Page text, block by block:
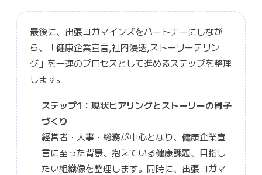
最後に、出張ヨガマインズをパートナーにしなが
ら、「健康企業宣言,社内浸透,ストーリーテリン
グ」を一連のプロセスとして進めるステップを整理
します。
ステップ1：現状ヒアリングとストーリーの骨子
づくり
経営者・人事・総務が中心となり、健康企業宣
言に至った背景、抱えている健康課題、目指し
たい組織像を整理します。同時に、出張ヨガマ